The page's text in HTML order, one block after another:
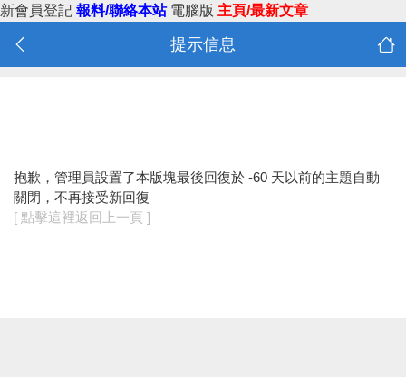
新會員登記 報料/聯絡本站 電腦版 主頁/最新文章
提示信息
抱歉，管理員設置了本版塊最後回復於 -60 天以前的主題自動
關閉，不再接受新回復
[ 點擊這裡返回上一頁 ]